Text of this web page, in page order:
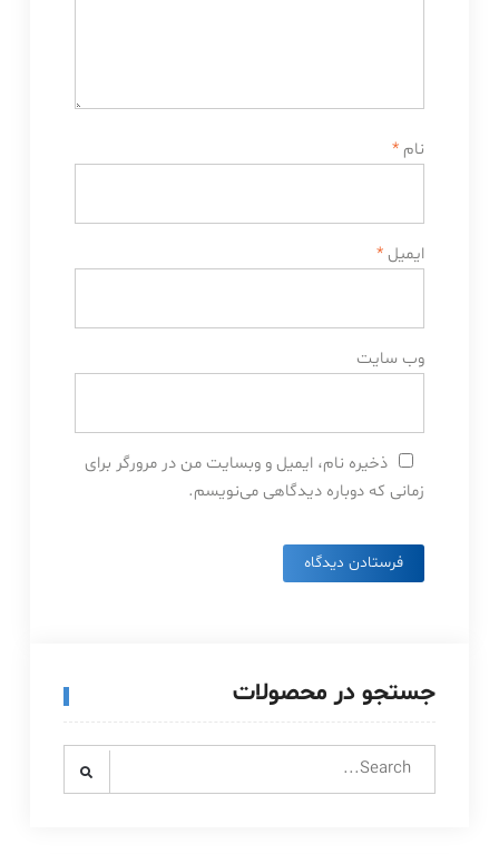
نام *
ایمیل *
وب‌ سایت
ذخیره نام، ایمیل و وبسایت من در مرورگر برای
زمانی که دوباره دیدگاهی می‌نویسم.
جستجو در محصولات
Search